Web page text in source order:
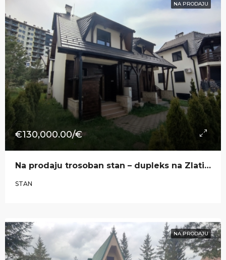
NA PRODAJU
€130,000.00/€
​Na prodaju trosoban stan – dupleks na Zlatiboru u naselju ,,Jelena Anžujska“
STAN
NA PRODAJU